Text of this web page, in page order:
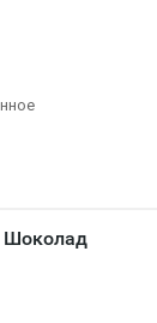
Шоколад